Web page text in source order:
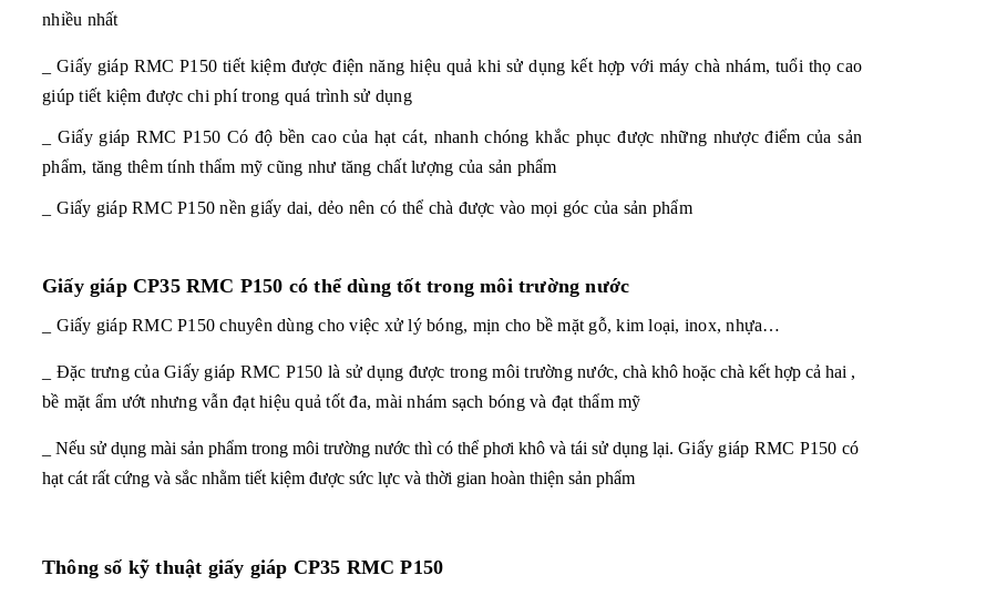
nhiều nhất
_ Giấy giáp RMC P150tiết kiệm được điện năng hiệu quả khi sử dụng kết hợp với máy chà nhám, tuổi thọcao
giúp tiết kiệm được chi phí trong quá trình sử dụng
_ Giấy giáp RMC P150 Có độ bền cao của hạt cát, nhanh chóng khắc phục được những nhược điểm của sản
phẩm, tăng thêm tính thẩm mỹ cũng như tăng chất lượng của sản phẩm
_ Giấy giáp RMC P150nền giấy dai, dẻo nên có thể chà được vào mọi góc của sản phẩm
Giấy giáp CP35 RMC P150 có thể dùng tốt trong môi trường nước
_ Giấy giáp RMC P150 chuyên dùng cho việc xử lý bóng, mịn cho bề mặt gỗ, kim loại, inox, nhựa…
_ Đặc trưng của Giấy giáp RMC P150 là sử dụng được trong môi trường nước, chà khô hoặc chà kết hợp cả hai ,
bề mặt ẩm ướt nhưng vẫn đạt hiệu quả tốt đa, mài nhám sạch bóng và đạt thẩm mỹ
_ Nếu sử dụng mài sản phẩm trong môi trường nước thì có thể phơi khô và tái sử dụng lại. Giấy giáp RMC P150 có
hạt cát rất cứng và sắc nhằm tiết kiệm được sức lực và thời gian hoàn thiện sản phẩm
Thông số kỹ thuật giấy giáp CP35 RMC P150